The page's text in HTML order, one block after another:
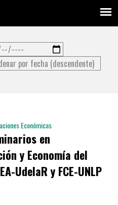
Económicas
en
y Economía del
UdelaR y FCE-UNLP